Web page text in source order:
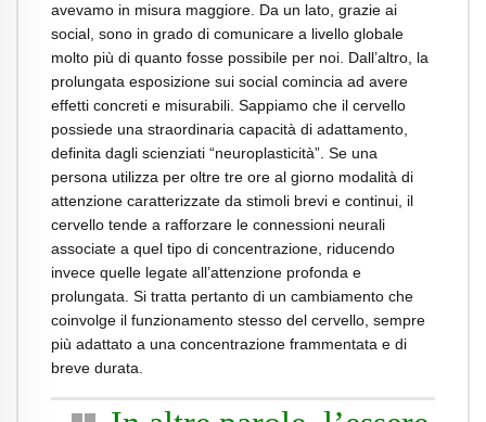
avevamo in misura maggiore. Da un lato, grazie ai
social, sono in grado di comunicare a livello globale
molto più di quanto fosse possibile per noi. Dall’altro, la
prolungata esposizione sui social comincia ad avere
effetti concreti e misurabili. Sappiamo che il cervello
possiede una straordinaria capacità di adattamento,
definita dagli scienziati “neuroplasticità”. Se una
persona utilizza per oltre tre ore al giorno modalità di
attenzione caratterizzate da stimoli brevi e continui, il
cervello tende a rafforzare le connessioni neurali
associate a quel tipo di concentrazione, riducendo
invece quelle legate all’attenzione profonda e
prolungata. Si tratta pertanto di un cambiamento che
coinvolge il funzionamento stesso del cervello, sempre
più adattato a una concentrazione frammentata e di
breve durata.